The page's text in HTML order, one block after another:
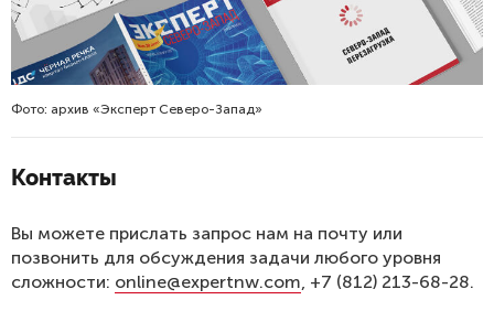
Фото: архив «Эксперт Северо-Запад»
Контакты
Вы можете прислать запрос нам на почту или
позвонить для обсуждения задачи любого уровня
сложности: online@expertnw.com , +7 (812) 213-68-28.